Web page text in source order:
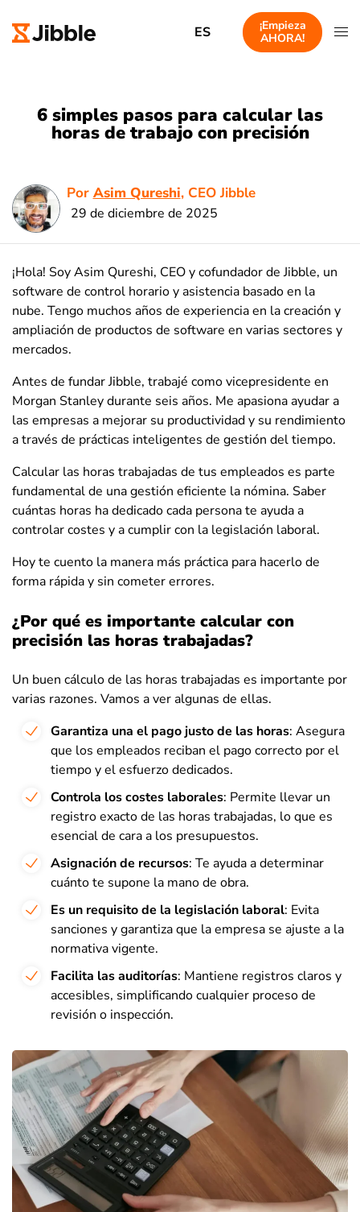
ES
¡Empieza
AHORA!
6 simples pasos para calcular las
horas de trabajo con precisión
Por Asim Qureshi, CEO Jibble
29 de diciembre de 2025
¡Hola! Soy Asim Qureshi, CEO y cofundador de Jibble, un
software de control horario y asistencia basado en la
nube. Tengo muchos años de experiencia en la creación y
ampliación de productos de software en varias sectores y
mercados.
Antes de fundar Jibble, trabajé como vicepresidente en
Morgan Stanley durante seis años. Me apasiona ayudar a
las empresas a mejorar su productividad y su rendimiento
a través de prácticas inteligentes de gestión del tiempo.
Calcular las horas trabajadas de tus empleados es parte
fundamental de una gestión eficiente la nómina. Saber
cuántas horas ha dedicado cada persona te ayuda a
controlar costes y a cumplir con la legislación laboral.
Hoy te cuento la manera más práctica para hacerlo de
forma rápida y sin cometer errores.
¿Por qué es importante calcular con
precisión las horas trabajadas?
Un buen cálculo de las horas trabajadas es importante por
varias razones. Vamos a ver algunas de ellas.
Garantiza una el pago justo de las horas: Asegura
que los empleados reciban el pago correcto por el
tiempo y el esfuerzo dedicados.
Controla los costes laborales: Permite llevar un
registro exacto de las horas trabajadas, lo que es
esencial de cara a los presupuestos.
Asignación de recursos: Te ayuda a determinar
cuánto te supone la mano de obra.
Es un requisito de la legislación laboral: Evita
sanciones y garantiza que la empresa se ajuste a la
normativa vigente.
Facilita las auditorías: Mantiene registros claros y
accesibles, simplificando cualquier proceso de
revisión o inspección.